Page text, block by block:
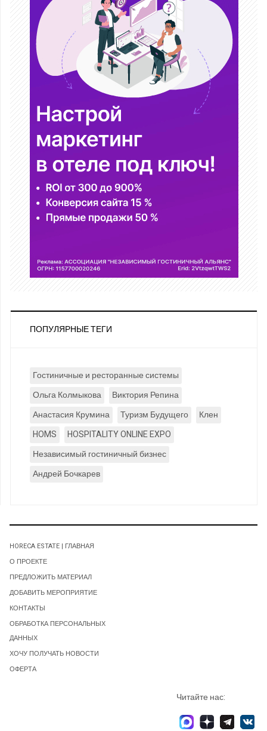
ПОПУЛЯРНЫЕ ТЕГИ
Гостиничные и ресторанные системы
Ольга Колмыкова
Виктория Репина
Анастасия Крумина
Туризм Будущего
Клен
HOMS
HOSPITALITY ONLINE EXPO
Независимый гостиничный бизнес
Андрей Бочкарев
HORECA ESTATE | ГЛАВНАЯ
О ПРОЕКТЕ
ПРЕДЛОЖИТЬ МАТЕРИАЛ
ДОБАВИТЬ МЕРОПРИЯТИЕ
КОНТАКТЫ
ОБРАБОТКА ПЕРСОНАЛЬНЫХ
ДАННЫХ
ХОЧУ ПОЛУЧАТЬ НОВОСТИ
ОФЕРТА
Читайте нас: